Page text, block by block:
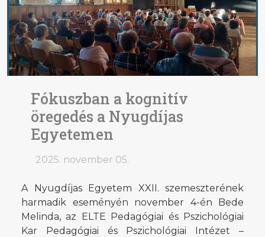
Fókuszban a kognitív
öregedés a Nyugdíjas
Egyetemen
2025. november 05.
A Nyugdíjas Egyetem XXII. szemeszterének
harmadik eseményén november 4-én Bede
Melinda, az ELTE Pedagógiai és Pszichológiai
Kar Pedagógiai és Pszichológiai Intézet –